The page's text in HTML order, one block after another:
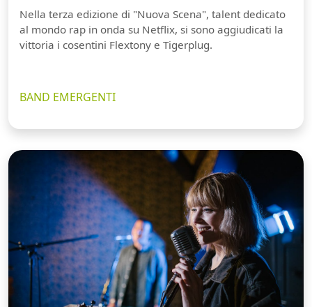
Nella terza edizione di "Nuova Scena", talent dedicato
al mondo rap in onda su Netflix, si sono aggiudicati la
vittoria i cosentini Flextony e Tigerplug.
BAND EMERGENTI